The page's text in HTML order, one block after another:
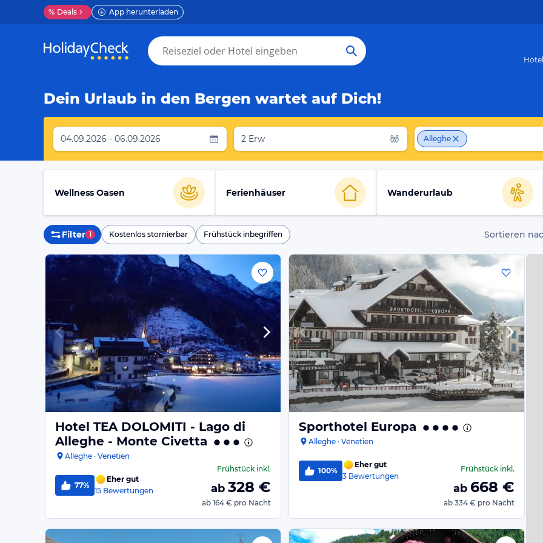
% Deals App herunterladen
Dein Urlaub in den Bergen wartet auf Dich!
04.09.2026 - 06.09.2026 2 Erw Alleghe
Wellness Oasen Ferienhäuser Wanderurlaub
Filter 1 Kostenlos stornierbar Frühstück inbegriffen Sortieren
Hotel TEA DOLOMITI - Lago di
Alleghe - Monte Civetta
Alleghe · Venetien
77%
Eher gut
15 Bewertungen
Frühstückinkl.
ab 328 €
ab 164 € pro Nacht
Sporthotel Europa
Alleghe · Venetien
100%
Eher gut
3 Bewertungen
Frühstückinkl.
ab 668 €
ab 334 € pro Nacht